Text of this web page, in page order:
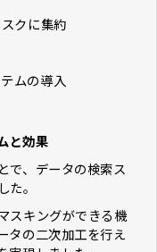
クに集約
ムの導入
と効果
で、データの検索ス
。
スキングができる機
タの二次加工を行え